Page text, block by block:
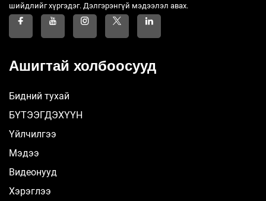
шийдлийг хүргэдэг. Дэлгэрэнгүй мэдээлэл авах.
Ашигтай холбоосууд
Бидний тухай
БҮТЭЭГДЭХҮҮН
Үйлчилгээ
Мэдээ
Видеонууд
Хэрэглээ